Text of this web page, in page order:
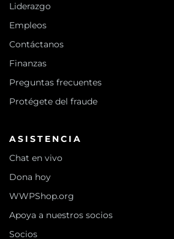
Liderazgo
Empleos
Contáctanos
Finanzas
Preguntas frecuentes
Protégete del fraude
ASISTENCIA
Chat en vivo
Dona hoy
WWPShop.org
Apoya a nuestros socios
Socios